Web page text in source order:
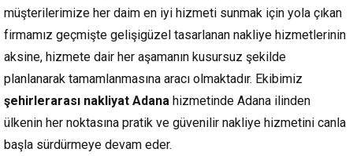
müşterilerimize her daim en iyi hizmeti sunmak için yola çıkan
firmamız geçmişte gelişigüzel tasarlanan nakliye hizmetlerinin
aksine, hizmete dair her aşamanın kusursuz şekilde
planlanarak tamamlanmasına aracı olmaktadır. Ekibimiz
şehirlerarası nakliyat Adana hizmetinde Adana ilinden
ülkenin her noktasına pratik ve güvenilir nakliye hizmetini canla
başla sürdürmeye devam eder.